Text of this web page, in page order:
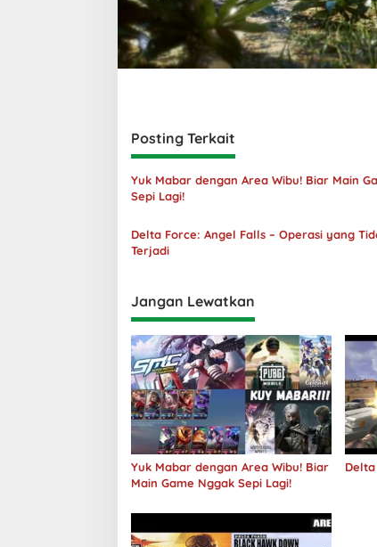
Posting Terkait
Yuk Mabar dengan Area Wibu! Biar Main
Sepi Lagi!
Delta Force: Angel Falls – Operasi yang
Terjadi
Jangan Lewatkan
Yuk Mabar dengan Area Wibu! Biar
Main Game Nggak Sepi Lagi!